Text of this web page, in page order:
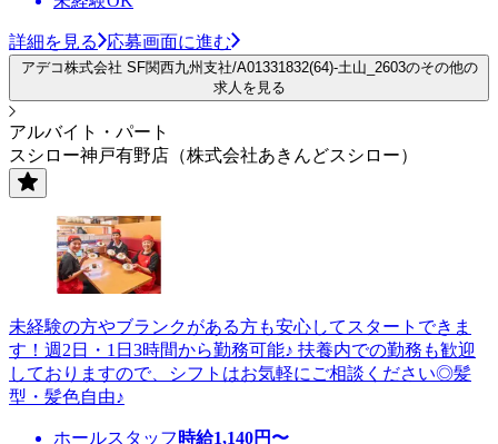
詳細を見る 応募画面に進む
アデコ株式会社 SF関西九州支社/A01331832(64)-土山_2603のその他の
求人を見る
アルバイト・パート
スシロー神戸有野店（株式会社あきんどスシロー）
未経験の方やブランクがある方も安心してスタートできま
す！週2日・1日3時間から勤務可能♪ 扶養内での勤務も歓迎
しておりますので、シフトはお気軽にご相談ください◎髪
型・髪色自由♪
ホールスタッフ 時給1,140円〜